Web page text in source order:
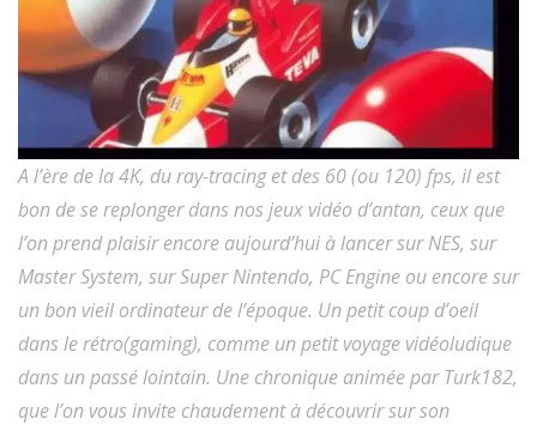
A l’ère de la 4K, du ray-tracing et des 60 (ou 120) fps, il est
bon de se replonger dans nos jeux vidéo d’antan, ceux que
l’on prend plaisir encore aujourd’hui à lancer sur NES, sur
Master System, sur Super Nintendo, PC Engine ou encore sur
un bon vieil ordinateur de l’époque. Un petit coup d’oeil
dans le rétro(gaming), comme un petit voyage vidéoludique
dans un passé lointain. Une chronique animée par Turk182,
que l’on vous invite chaudement à découvrir sur son